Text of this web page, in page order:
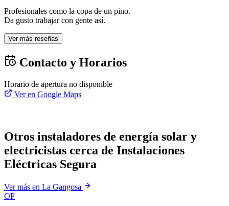
Profesionales como la copa de un pino.
Da gusto trabajar con gente así.
Ver más reseñas
Contacto y Horarios
Horario de apertura no disponible
Ver en Google Maps
Otros instaladores de energía solar y
electricistas cerca de Instalaciones
Eléctricas Segura
Ver más en La Gangosa
OP